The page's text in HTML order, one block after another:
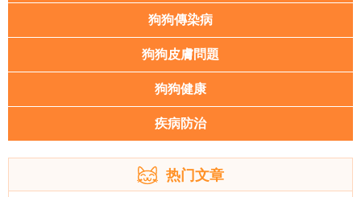
狗狗傳染病
狗狗皮膚問題
狗狗健康
疾病防治
热门文章